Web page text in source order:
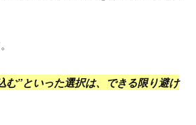
む”といった選択は、できる限り避け